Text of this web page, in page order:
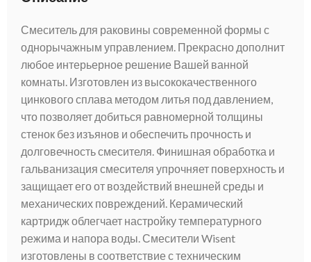
Смеситель для раковины современной формы с
однорычажным управлением. Прекрасно дополнит
любое интерьерное решение Вашей ванной
комнаты. Изготовлен из высококачественного
цинкового сплава методом литья под давлением,
что позволяет добиться равномерной толщины
стенок без изъянов и обеспечить прочность и
долговечность смесителя. Финишная обработка и
гальванизация смесителя упрочняет поверхность и
защищает его от воздействий внешней среды и
механических повреждений. Керамический
картридж облегчает настройку температурного
режима и напора воды. Смесители Wisent
изготовлены в соответствие с техническим